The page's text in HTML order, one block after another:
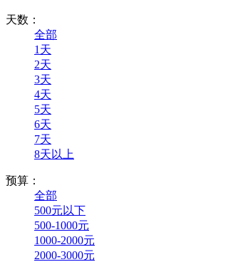
天数：
全部
1天
2天
3天
4天
5天
6天
7天
8天以上
预算：
全部
500元以下
500-1000元
1000-2000元
2000-3000元